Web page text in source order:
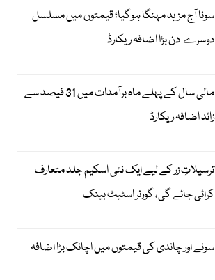
سونا آج مزید مہنگا ہوگیا؛ قیمتوں میں مسلسل
دوسرے دن بڑا اضافہ ریکارڈ
مالی سال کے پہلے ماہ برآمدات میں 31 فیصد سے
زائد اضافہ ریکارڈ
ترسیلاتِ زر کے لیے ایک نئی اسکیم جلد متعارف
کرائی جائے گی، گورنر اسٹیٹ بینک
سونے اور چاندی کی قیمتوں میں اچانک بڑا اضافہ